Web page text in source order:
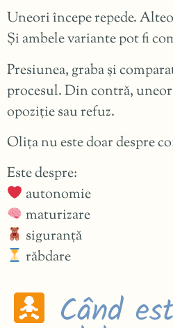
Uneori începe repede.
Și ambele variante pot fi
Presiunea, graba și
procesul. Din contră,
opoziție sau refuz.
Olița nu este doar despre
Este despre:
autonomie
maturizare
siguranță
răbdare
Când